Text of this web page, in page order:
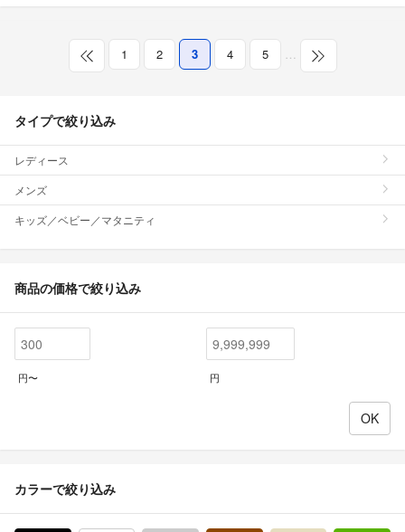
1 2 3 4 5 …
タイプで絞り込み
レディース
メンズ
キッズ／ベビー／マタニティ
商品の価格で絞り込み
円〜 円
カラーで絞り込み